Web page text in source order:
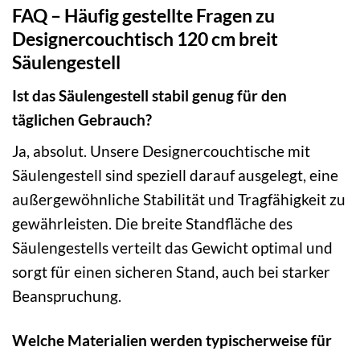
FAQ – Häufig gestellte Fragen zu
Designercouchtisch 120 cm breit
Säulengestell
Ist das Säulengestell stabil genug für den
täglichen Gebrauch?
Ja, absolut. Unsere Designercouchtische mit
Säulengestell sind speziell darauf ausgelegt, eine
außergewöhnliche Stabilität und Tragfähigkeit zu
gewährleisten. Die breite Standfläche des
Säulengestells verteilt das Gewicht optimal und
sorgt für einen sicheren Stand, auch bei starker
Beanspruchung.
Welche Materialien werden typischerweise für